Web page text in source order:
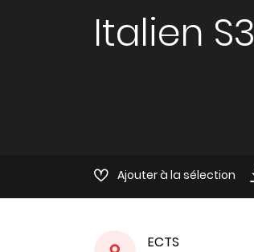
Italien S3
Ajouter à la sélection
ECTS